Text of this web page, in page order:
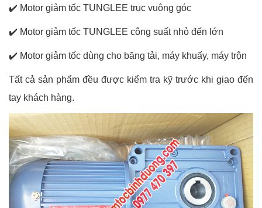
✔️ Motor giảm tốc TUNGLEE trục vuông góc
✔️ Motor giảm tốc TUNGLEE công suất nhỏ đến lớn
✔️ Motor giảm tốc dùng cho băng tải, máy khuấy, máy trộn
Tất cả sản phẩm đều được kiểm tra kỹ trước khi giao đến
tay khách hàng.